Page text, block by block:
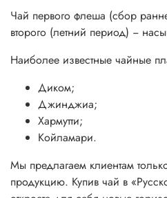
Чай первого флеша (сбор
второго (летний период) −
Наиболее известные чайные
Диком;
Джинджиа;
Хармутти;
Койламари.
Мы предлагаем клиентам
продукцию. Купив чай в